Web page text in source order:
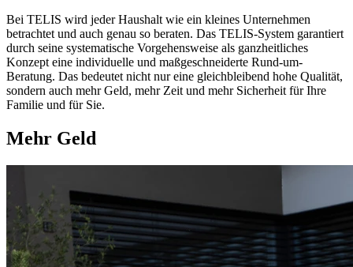
Bei TELIS wird jeder Haushalt wie ein kleines Unternehmen
betrachtet und auch genau so beraten. Das TELIS-System garantiert
durch seine systematische Vorgehensweise als ganzheitliches
Konzept eine individuelle und maßgeschneiderte Rund-um-
Beratung. Das bedeutet nicht nur eine gleichbleibend hohe Qualität,
sondern auch mehr Geld, mehr Zeit und mehr Sicherheit für Ihre
Familie und für Sie.
Mehr Geld